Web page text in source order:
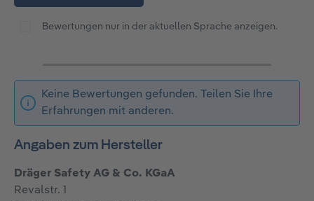
Bewertungen nur in der aktuellen Sprache anzeigen.
Keine Bewertungen gefunden. Teilen Sie Ihre
Erfahrungen mit anderen.
Angaben zum Hersteller
Dräger Safety AG & Co. KGaA
Revalstr. 1